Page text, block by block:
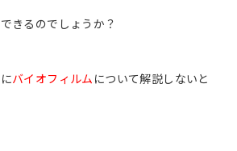
きるのでしょうか？
バイオフィルム について解説しないと